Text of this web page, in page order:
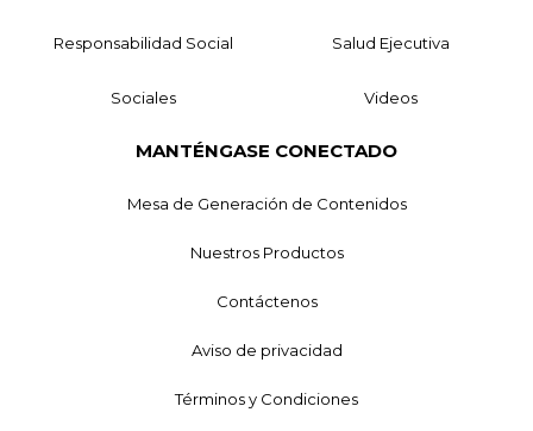
Responsabilidad Social Salud Ejecutiva
Sociales Videos
MANTÉNGASE CONECTADO
Mesa de Generación de Contenidos
Nuestros Productos
Contáctenos
Aviso de privacidad
Términos y Condiciones